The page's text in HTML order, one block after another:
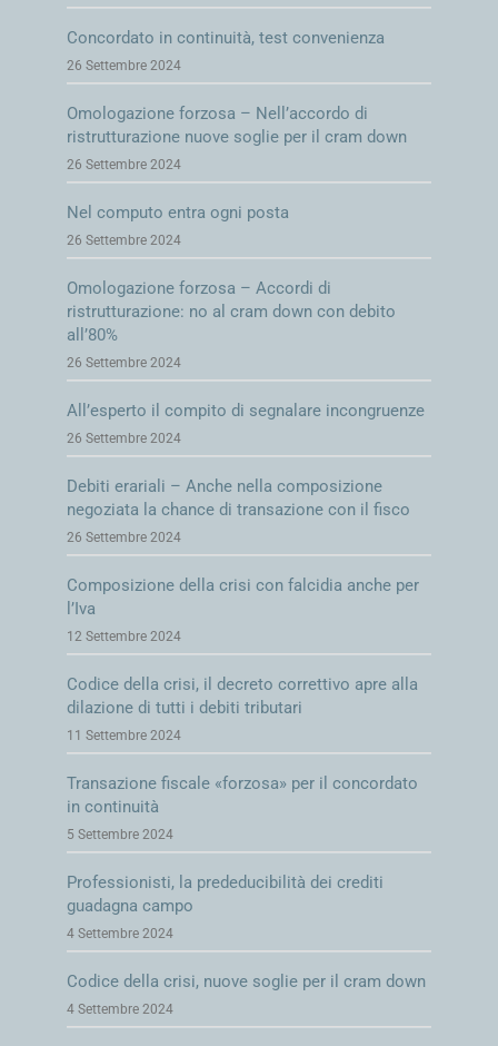
Concordato in continuità, test convenienza
26 Settembre 2024
Omologazione forzosa – Nell’accordo di
ristrutturazione nuove soglie per il cram down
26 Settembre 2024
Nel computo entra ogni posta
26 Settembre 2024
Omologazione forzosa – Accordi di
ristrutturazione: no al cram down con debito
all’80%
26 Settembre 2024
All’esperto il compito di segnalare incongruenze
26 Settembre 2024
Debiti erariali – Anche nella composizione
negoziata la chance di transazione con il fisco
26 Settembre 2024
Composizione della crisi con falcidia anche per
l’Iva
12 Settembre 2024
Codice della crisi, il decreto correttivo apre alla
dilazione di tutti i debiti tributari
11 Settembre 2024
Transazione fiscale «forzosa» per il concordato
in continuità
5 Settembre 2024
Professionisti, la prededucibilità dei crediti
guadagna campo
4 Settembre 2024
Codice della crisi, nuove soglie per il cram down
4 Settembre 2024
Partner
Piazza Belgioioso, 2
20121 Milano
P +39 02 763741
00184 Roma
P +39 06 478751
gandreani@gop.it
Finalmente uniformato il regime fiscale delle
sopravvenienze attive da esdebitazione